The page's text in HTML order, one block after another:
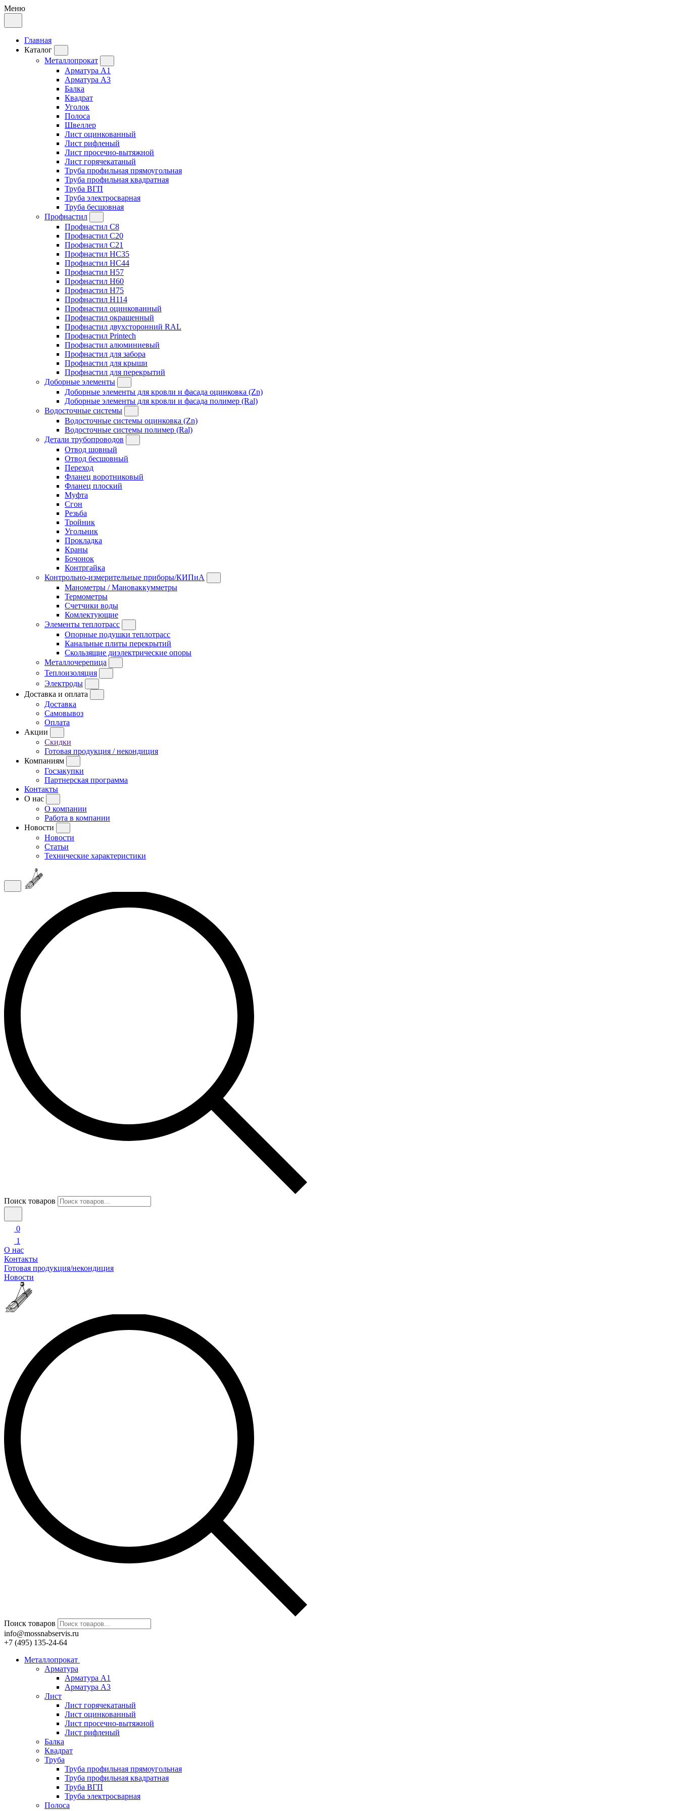
Меню
Главная
Каталог
Металлопрокат
Арматура А1
Арматура А3
Балка
Квадрат
Уголок
Полоса
Швеллер
Лист оцинкованный
Лист рифленый
Лист просечно-вытяжной
Лист горячекатаный
Труба профильная прямоугольная
Труба профильная квадратная
Труба ВГП
Труба электросварная
Труба бесшовная
Профнастил
Профнастил C8
Профнастил C20
Профнастил C21
Профнастил HC35
Профнастил HC44
Профнастил H57
Профнастил H60
Профнастил H75
Профнастил H114
Профнастил оцинкованный
Профнастил окрашенный
Профнастил двухсторонний RAL
Профнастил Printech
Профнастил алюминиевый
Профнастил для забора
Профнастил для крыши
Профнастил для перекрытий
Доборные элементы
Доборные элементы для кровли и фасада оцинковка (Zn)
Доборные элементы для кровли и фасада полимер (Ral)
Водосточные системы
Водосточные системы оцинковка (Zn)
Водосточные системы полимер (Ral)
Детали трубопроводов
Отвод шовный
Отвод бесшовный
Переход
Фланец воротниковый
Фланец плоский
Муфта
Сгон
Резьба
Тройник
Угольник
Прокладка
Краны
Бочонок
Контргайка
Контрольно-измерительные приборы/КИПиА
Манометры / Мановаккумметры
Термометры
Счетчики воды
Комлектующие
Элементы теплотрасс
Опорные подушки теплотрасс
Канальные плиты перекрытий
Скользящие диэлектрические опоры
Металлочерепица
Теплоизоляция
Электроды
Доставка и оплата
Доставка
Самовывоз
Оплата
Акции
Скидки
Готовая продукция / некондиция
Компаниям
Госзакупки
Партнерская программа
Контакты
О нас
О компании
Работа в компании
Новости
Новости
Статьи
Технические характеристики
Поиск товаров
0
1
О нас
Контакты
Готовая продукция/некондиция
Новости
Поиск товаров
info@mossnabservis.ru
+7 (495) 135-24-64
Металлопрокат
Арматура
Арматура А1
Арматура А3
Лист
Лист горячекатаный
Лист оцинкованный
Лист просечно-вытяжной
Лист рифленый
Балка
Квадрат
Труба
Труба профильная прямоугольная
Труба профильная квадратная
Труба ВГП
Труба электросварная
Полоса